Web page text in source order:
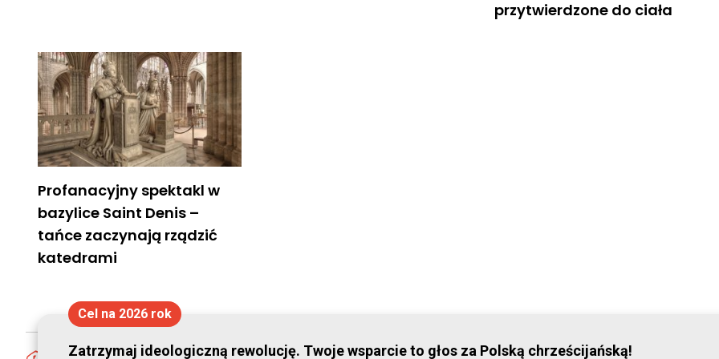
przytwierdzone do ciała
Profanacyjny spektakl w
bazylice Saint Denis –
tańce zaczynają rządzić
katedrami
©
Cel na 2026 rok
Zatrzymaj ideologiczną rewolucję. Twoje wsparcie to głos za Polską chrześcijańską!